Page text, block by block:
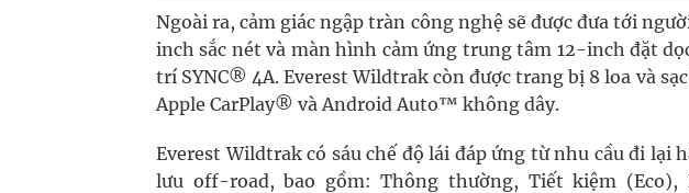
Ngoài ra, cảm giác ngập tràn công nghệ sẽ được đưa tới
inch sắc nét và màn hình cảm ứng trung tâm 12-inch đặt
trí SYNC® 4A. Everest Wildtrak còn được trang bị 8 loa và
Apple CarPlay® và Android Auto™ không dây.
Everest Wildtrak có sáu chế độ lái đáp ứng từ nhu cầu đi lại
lưu off-road, bao gồm: Thông thường, Tiết kiệm